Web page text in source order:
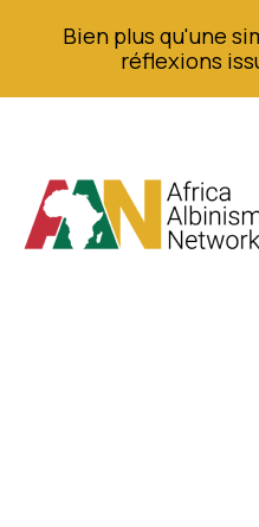
Bien plus qu'une
réflexions